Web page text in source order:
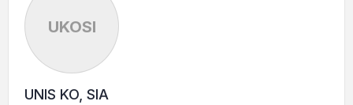
UKOSI
UNIS KO, SIA